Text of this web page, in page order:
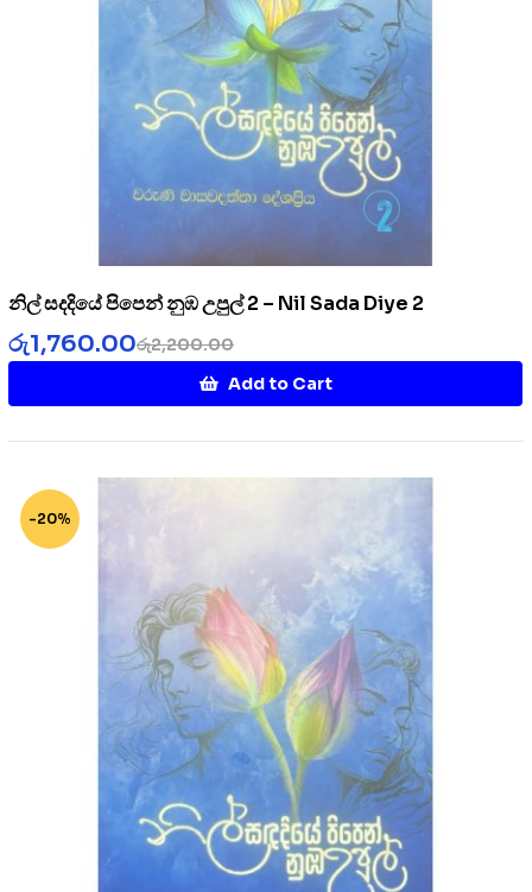
නිල් සදදියේ පිපෙන් නුඹ උපුල් 2 – Nil Sada Diye 2
රු2,200.00
රු1,760.00
Add to Cart
-20%